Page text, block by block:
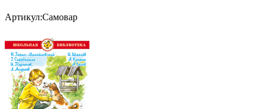
Артикул:Самовар